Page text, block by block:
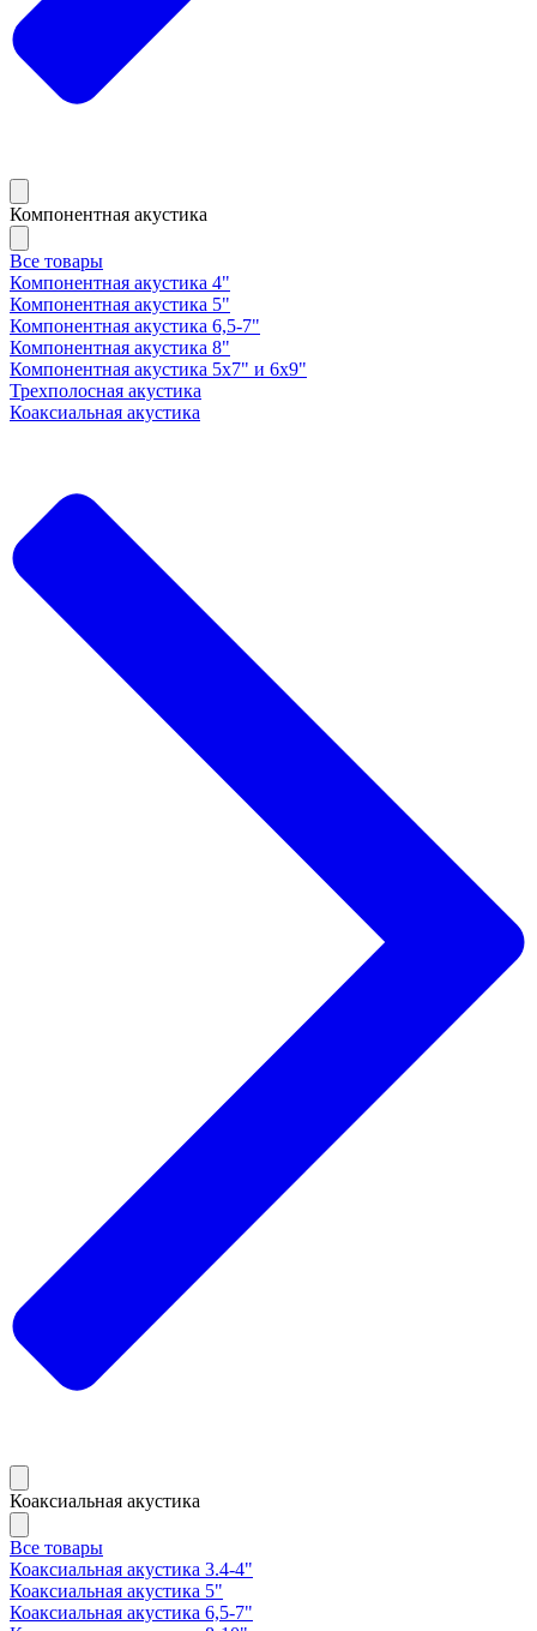
Компонентная акустика
Все товары
Компонентная акустика 4"
Компонентная акустика 5"
Компонентная акустика 6,5-7"
Компонентная акустика 8"
Компонентная акустика 5х7" и 6х9"
Трехполосная акустика
Коаксиальная акустика
Коаксиальная акустика
Все товары
Коаксиальная акустика 3.4-4"
Коаксиальная акустика 5"
Коаксиальная акустика 6,5-7"